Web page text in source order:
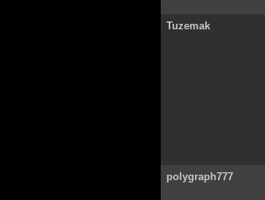
Tuzemak
polygraph777